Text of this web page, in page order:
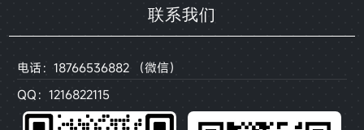
联系我们
电话：18766536882 （微信）
QQ：1216822115